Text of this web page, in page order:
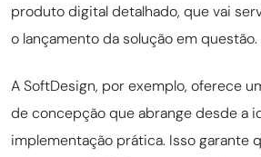
produto digital detalhado, que vai
o lançamento da solução em questão.
A SoftDesign, por exemplo, oferece
de concepção que abrange desde a
implementação prática. Isso garante